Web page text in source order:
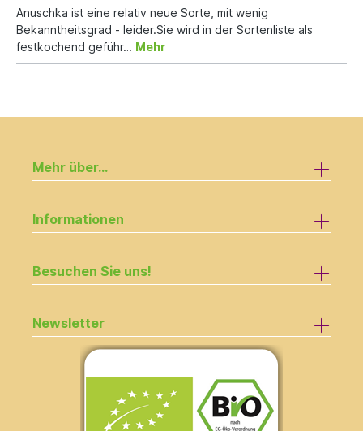
Anuschka ist eine relativ neue Sorte, mit wenig
Bekanntheitsgrad - leider.Sie wird in der Sortenliste als
festkochend geführ… Mehr
Mehr über...
Informationen
Besuchen Sie uns!
Newsletter